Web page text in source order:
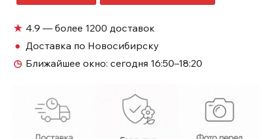
роз
эвкалиптом
№95
★ 4.9 — более 1200 доставок
● Доставка по Новосибирску
◷ Ближайшее окно: сегодня 16:50–18:20